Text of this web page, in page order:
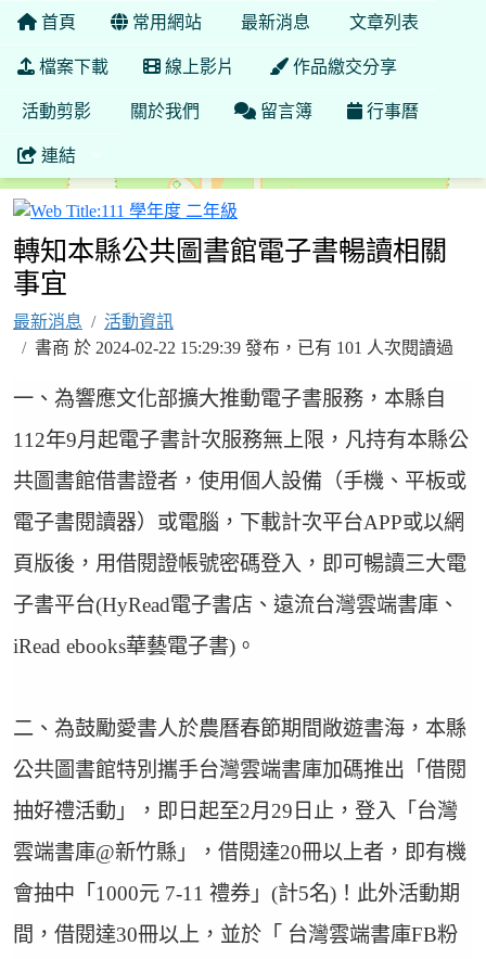
首頁 常用網站 最新消息 文章列表
檔案下載 線上影片 作品繳交分享
活動剪影 關於我們 留言簿 行事曆
連結
轉知本縣公共圖書館電子書暢讀相關
事宜
最新消息
活動資訊
書商 於 2024-02-22 15:29:39 發布，已有 101 人次閱讀過
一、為響應文化部擴大推動電子書服務，本縣自
112年9月起電子書計次服務無上限，凡持有本縣公
共圖書館借書證者，使用個人設備（手機、平板或
電子書閱讀器）或電腦，下載計次平台APP或以網
頁版後，用借閱證帳號密碼登入，即可暢讀三大電
子書平台(HyRead電子書店、遠流台灣雲端書庫、
iRead ebooks華藝電子書)。
二、為鼓勵愛書人於農曆春節期間敞遊書海，本縣
公共圖書館特別攜手台灣雲端書庫加碼推出「借閱
抽好禮活動」，即日起至2月29日止，登入「台灣
雲端書庫@新竹縣」，借閱達20冊以上者，即有機
會抽中「1000元 7-11 禮券」(計5名)！此外活動期
間，借閱達30冊以上，並於「 台灣雲端書庫FB粉